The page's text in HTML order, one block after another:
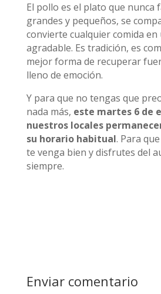
El pollo es el plato que nunca
grandes y pequeños, se
convierte cualquier comida
agradable. Es tradición, es
mejor forma de recuperar
lleno de emoción.
Y para que no tengas que
nada más, este martes 6 de
nuestros locales
su horario habitual. Para
te venga bien y disfrutes del
siempre.
Enviar comentario